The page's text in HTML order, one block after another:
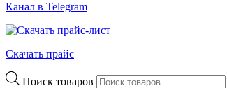
Канал в Telegram
Скачать прайс
Поиск товаров